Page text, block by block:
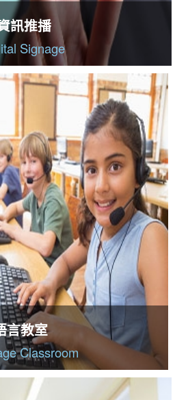
訊推播
Signage
言教室
Classroom